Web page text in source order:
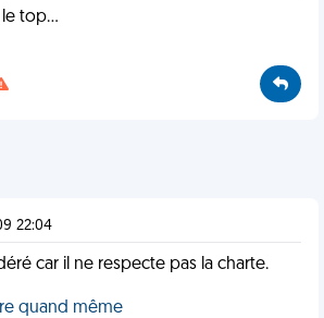
top...
22:04
car il ne respecte pas la charte.
quand même